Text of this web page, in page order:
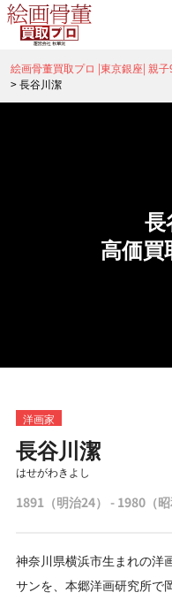
絵画骨董買取プロ |東京銀座| 親
>長谷川潔
長
高価
洋画家
長谷川潔
はせがわきよし
1891（明治24） - 1980（昭
神奈川県横浜市生まれの洋
サンを、本郷洋画研究所で